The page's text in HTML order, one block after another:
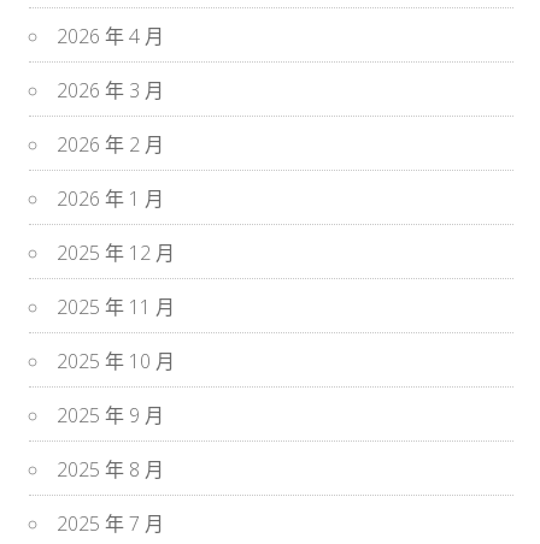
2026 年 4 月
2026 年 3 月
2026 年 2 月
2026 年 1 月
2025 年 12 月
2025 年 11 月
2025 年 10 月
2025 年 9 月
2025 年 8 月
2025 年 7 月